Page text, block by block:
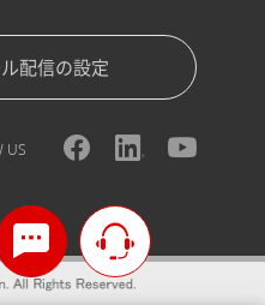
配信の設定
US